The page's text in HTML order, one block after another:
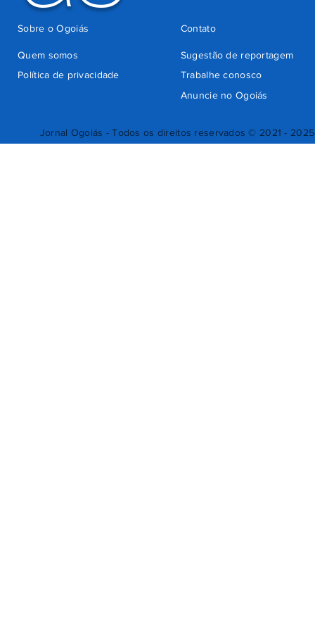
Jornal Ogoiás - Todos os direitos reservados © 2021 - 2025
Quem somos
Sugestão de reportagem
Trabalhe conosco
Política de privacidade
Anuncie no Ogoiás
Contato
Sobre o Ogoiás